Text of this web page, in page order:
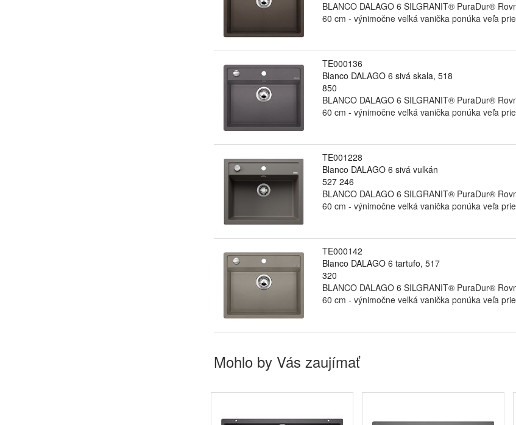
BLANCO DALAGO 6 SILGRANIT® PuraDur®
60 cm - výnimočne veľká vanička ponúka veľa
TE000136
Blanco DALAGO 6 sivá skala, 518
850
BLANCO DALAGO 6 SILGRANIT® PuraDur®
60 cm - výnimočne veľká vanička ponúka veľa
TE001228
Blanco DALAGO 6 sivá vulkán
527 246
BLANCO DALAGO 6 SILGRANIT® PuraDur®
60 cm - výnimočne veľká vanička ponúka veľa
TE000142
Blanco DALAGO 6 tartufo, 517
320
BLANCO DALAGO 6 SILGRANIT® PuraDur®
60 cm - výnimočne veľká vanička ponúka veľa
Mohlo by Vás zaujímať